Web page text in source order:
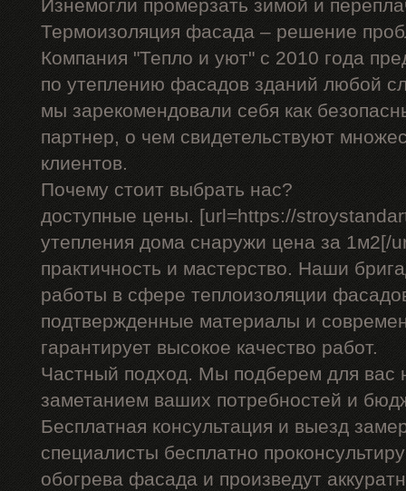
Изнемогли промерзать зимой и
Термоизоляция фасада – решение
Компания "Тепло и уют" с 2010 года
по утеплению фасадов зданий любой
мы зарекомендовали себя как
партнер, о чем свидетельствуют
клиентов.
Почему стоит выбрать нас?
доступные цены. [url=https://
утепления дома снаружи цена за 1м2[/
практичность и мастерство. Наши
работы в сфере теплоизоляции
подтвержденные материалы и
гарантирует высокое качество работ.
Частный подход. Мы подберем для вас
заметанием ваших потребностей и
Бесплатная консультация и выезд
специалисты бесплатно
обогрева фасада и произведут